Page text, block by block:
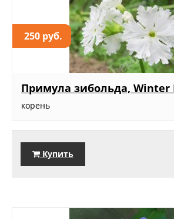
250 руб.
Примула зибольда, Winter
корень
Купить